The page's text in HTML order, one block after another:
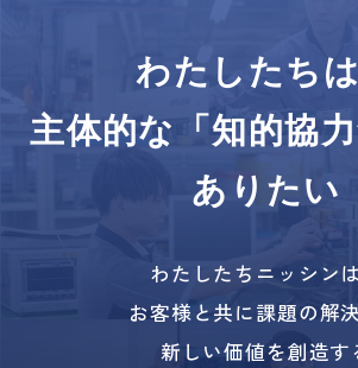
わたしたちは
主体的な「知的協
ありたい
わたしたちニッシン
お客様と共に課題の解決
新しい価値を創造す